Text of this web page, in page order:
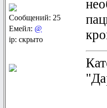
Сообщений: 25
Емейл: @
ip: скрыто